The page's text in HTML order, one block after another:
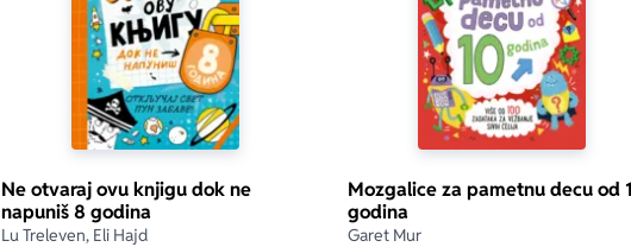
Ne otvaraj ovu knjigu dok ne
napuniš 8 godina
Lu Treleven, Eli Hajd
Mozgalice za pametnu decu od
godina
Garet Mur